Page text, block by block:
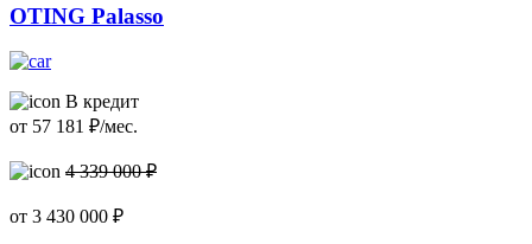
OTING Palasso
В кредит
от 57 181 ₽/мес.
4 339 000 ₽
от 3 430 000 ₽